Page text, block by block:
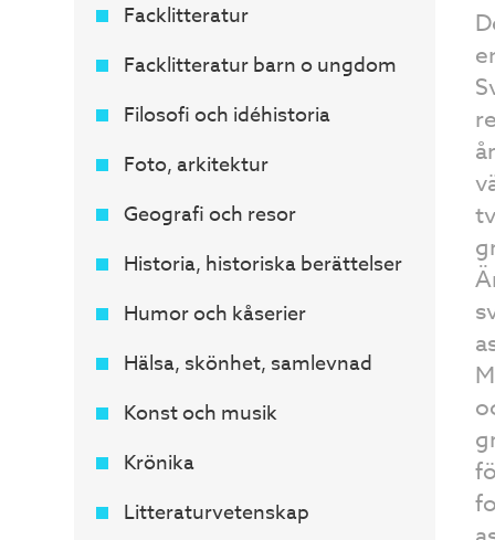
Facklitteratur
Facklitteratur barn o ungdom
Filosofi och idéhistoria
Foto, arkitektur
Geografi och resor
Historia, historiska berättelser
Humor och kåserier
Hälsa, skönhet, samlevnad
Konst och musik
Krönika
Litteraturvetenskap